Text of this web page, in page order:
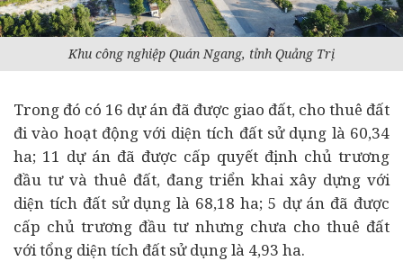
Khu công nghiệp Quán Ngang, tỉnh Quảng Trị
Trong đó có 16 dự án đã được giao đất, cho thuê đất
đi vào hoạt động với diện tích đất sử dụng là 60,34
ha; 11 dự án đã được cấp quyết định chủ trương
đầu tư và thuê đất, đang triển khai xây dựng với
diện tích đất sử dụng là 68,18 ha; 5 dự án đã được
cấp chủ trương đầu tư nhưng chưa cho thuê đất
với tổng diện tích đất sử dụng là 4,93 ha.